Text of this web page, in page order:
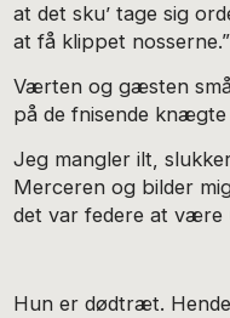
at det sku’ tage sig
at få klippet nosserne.”
Værten og gæsten
på de fnisende
Jeg mangler ilt,
Merceren og bilder
det var federe at være
Hun er dødtræt.